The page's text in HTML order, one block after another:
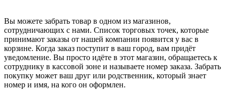
Вы можете забрать товар в одном из магазинов,
сотрудничающих с нами. Список торговых точек, которые
принимают заказы от нашей компании появится у вас в
корзине. Когда заказ поступит в ваш город, вам придёт
уведомление. Вы просто идёте в этот магазин, обращаетесь к
сотруднику в кассовой зоне и называете номер заказа. Забрать
покупку может ваш друг или родственник, который знает
номер и имя, на кого он оформлен.